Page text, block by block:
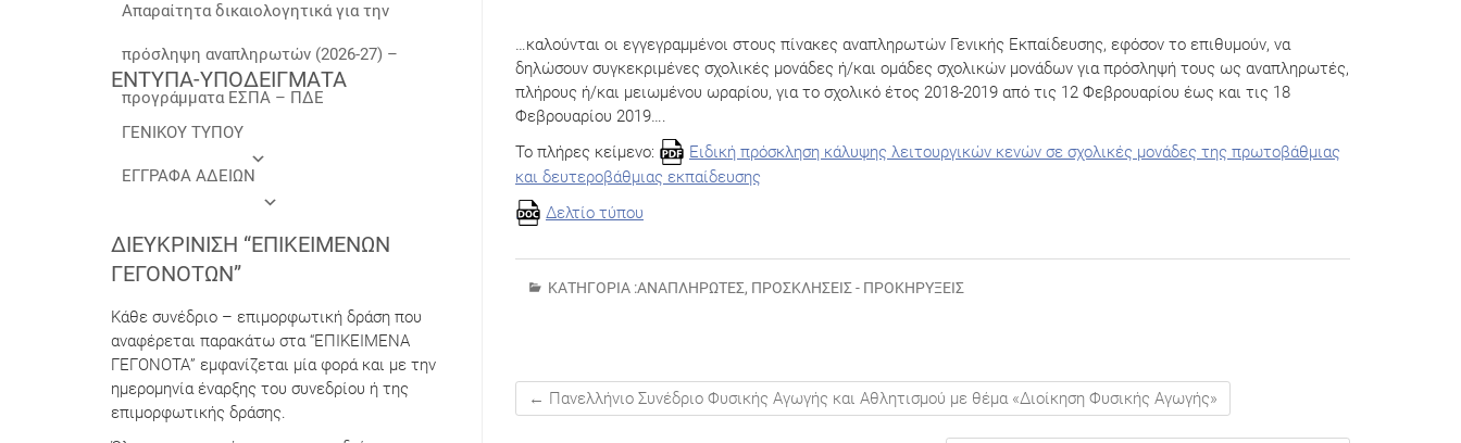
…καλούνται οι εγγεγραμμένοι στους πίνακες αναπληρωτών Γενικής Εκπαίδευσης, εφόσον το επιθυμούν, να
δηλώσουν συγκεκριμένες σχολικές μονάδες ή/και ομάδες σχολικών μονάδων για πρόσληψή τους ως αναπληρωτές,
πλήρους ή/και μειωμένου ωραρίου, για το σχολικό έτος 2018-2019 από τις 12 Φεβρουαρίου έως και τις 18
Φεβρουαρίου 2019….
Το πλήρες κείμενο:
Ειδική πρόσκληση κάλυψης λειτουργικών κενών σε σχολικές μονάδες της πρωτοβάθμιας
και δευτεροβάθμιας εκπαίδευσης
Δελτίο τύπου
ΚΑΤΗΓΟΡΊΑ :ΑΝΑΠΛΗΡΩΤΈΣ, ΠΡΟΣΚΛΉΣΕΙΣ - ΠΡΟΚΗΡΎΞΕΙΣ
← Πανελλήνιο Συνέδριο Φυσικής Αγωγής και Αθλητισμού με θέμα «Διοίκηση Φυσικής Αγωγής»
Απαραίτητα δικαιολογητικά για την
πρόσληψη αναπληρωτών (2026-27) –
προγράμματα ΕΣΠΑ – ΠΔΕ
ΕΝΤΥΠΑ-ΥΠΟΔΕΙΓΜΑΤΑ
ΓΕΝΙΚΟΥ ΤΥΠΟΥ
ΕΓΓΡΑΦΑ ΑΔΕΙΩΝ
ΔΙΕΥΚΡΊΝΙΣΗ “ΕΠΙΚΕΊΜΕΝΩΝ
ΓΕΓΟΝΌΤΩΝ”
Κάθε συνέδριο – επιμορφωτική δράση που
αναφέρεται παρακάτω στα “ΕΠΙΚΕΙΜΕΝΑ
ΓΕΓΟΝΟΤΑ” εμφανίζεται μία φορά και με την
ημερομηνία έναρξης του συνεδρίου ή της
επιμορφωτικής δράσης.